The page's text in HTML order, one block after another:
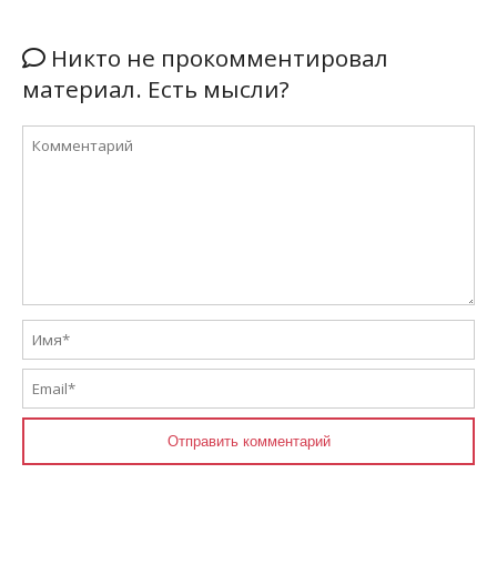
Никто не прокомментировал
материал. Есть мысли?